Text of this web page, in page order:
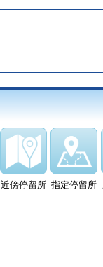
近傍停留所 指定停留所